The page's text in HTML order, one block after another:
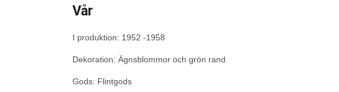
Vår
I produktion: 1952 -1958
Dekoration: Ägnsblommor och grön rand
Gods: Flintgods